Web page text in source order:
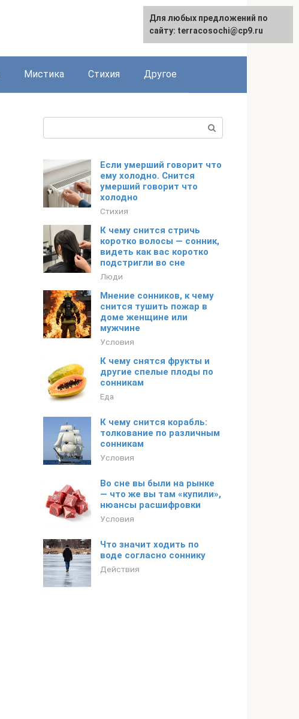
Мистика Стихия Другое
Если умерший говорит что
ему холодно. Снится
умерший говорит что
холодно
Стихия
К чему снится стричь
коротко волосы — сонник,
видеть как вас коротко
подстригли во сне
Люди
Мнение сонников, к чему
снится тушить пожар в
доме женщине или
мужчине
Условия
К чему снятся фрукты и
другие спелые плоды по
сонникам
Еда
К чему снится корабль:
толкование по различным
сонникам
Условия
Во сне вы были на рынке
— что же вы там «купили»,
нюансы расшифровки
Условия
Что значит ходить по
воде согласно соннику
Действия
Для любых предложений по
сайту: terracosochi@cp9.ru